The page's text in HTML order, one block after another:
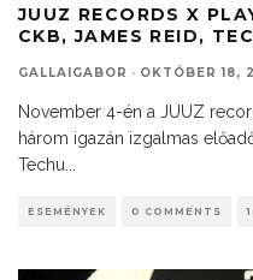
JUUZ RECORDS X
CKB, JAMES REID,
GALLAIGABOR · OKTÓBER 18,
November 4-én a JUUZ
három igazán izgalmas
Techu
ESEMÉNYEK 0 COMMENTS